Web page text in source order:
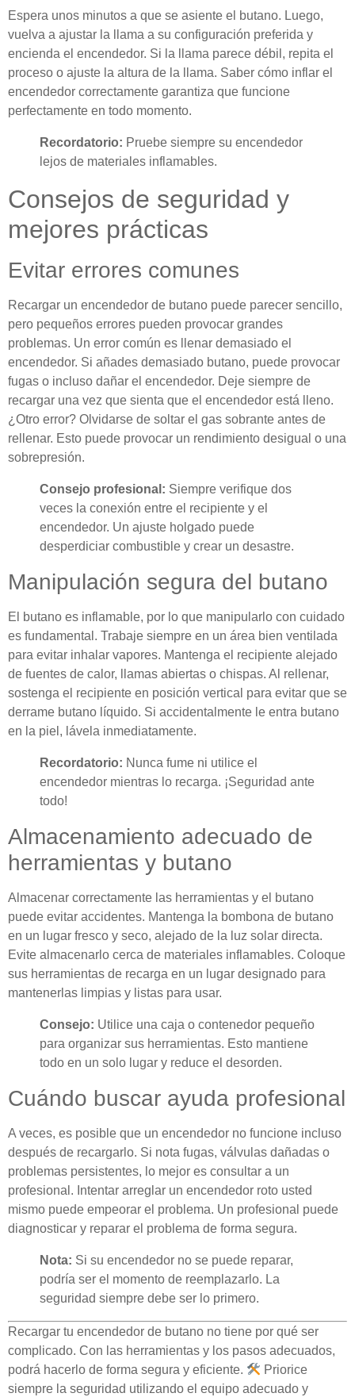
Espera unos minutos a que se asiente el butano. Luego,
vuelva a ajustar la llama a su configuración preferida y
encienda el encendedor. Si la llama parece débil, repita el
proceso o ajuste la altura de la llama. Saber cómo inflar el
encendedor correctamente garantiza que funcione
perfectamente en todo momento.
Recordatorio: Pruebe siempre su encendedor
lejos de materiales inflamables.
Consejos de seguridad y
mejores prácticas
Evitar errores comunes
Recargar un encendedor de butano puede parecer sencillo,
pero pequeños errores pueden provocar grandes
problemas. Un error común es llenar demasiado el
encendedor. Si añades demasiado butano, puede provocar
fugas o incluso dañar el encendedor. Deje siempre de
recargar una vez que sienta que el encendedor está lleno.
¿Otro error? Olvidarse de soltar el gas sobrante antes de
rellenar. Esto puede provocar un rendimiento desigual o una
sobrepresión.
Consejo profesional: Siempre verifique dos
veces la conexión entre el recipiente y el
encendedor. Un ajuste holgado puede
desperdiciar combustible y crear un desastre.
Manipulación segura del butano
El butano es inflamable, por lo que manipularlo con cuidado
es fundamental. Trabaje siempre en un área bien ventilada
para evitar inhalar vapores. Mantenga el recipiente alejado
de fuentes de calor, llamas abiertas o chispas. Al rellenar,
sostenga el recipiente en posición vertical para evitar que se
derrame butano líquido. Si accidentalmente le entra butano
en la piel, lávela inmediatamente.
Recordatorio: Nunca fume ni utilice el
encendedor mientras lo recarga. ¡Seguridad ante
todo!
Almacenamiento adecuado de
herramientas y butano
Almacenar correctamente las herramientas y el butano
puede evitar accidentes. Mantenga la bombona de butano
en un lugar fresco y seco, alejado de la luz solar directa.
Evite almacenarlo cerca de materiales inflamables. Coloque
sus herramientas de recarga en un lugar designado para
mantenerlas limpias y listas para usar.
Consejo: Utilice una caja o contenedor pequeño
para organizar sus herramientas. Esto mantiene
todo en un solo lugar y reduce el desorden.
Cuándo buscar ayuda profesional
A veces, es posible que un encendedor no funcione incluso
después de recargarlo. Si nota fugas, válvulas dañadas o
problemas persistentes, lo mejor es consultar a un
profesional. Intentar arreglar un encendedor roto usted
mismo puede empeorar el problema. Un profesional puede
diagnosticar y reparar el problema de forma segura.
Nota: Si su encendedor no se puede reparar,
podría ser el momento de reemplazarlo. La
seguridad siempre debe ser lo primero.
Recargar tu encendedor de butano no tiene por qué ser
complicado. Con las herramientas y los pasos adecuados,
podrá hacerlo de forma segura y eficiente.
Priorice
siempre la seguridad utilizando el equipo adecuado y